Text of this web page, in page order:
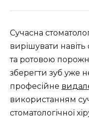
Сучасна
вирішувати
та ротовою
зберегти зуб уже
професійне
використанням
стоматологічної